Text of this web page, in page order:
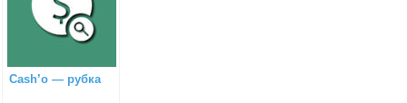
Cash’o — рубка